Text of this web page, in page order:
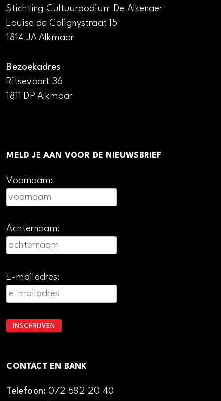
Stichting Cultuurpodium De Alkenaer
Louise de Colignystraat 15
1814 JA Alkmaar
Bezoekadres
Ritsevoort 36
1811 DP Alkmaar
MELD JE AAN VOOR DE NIEUWSBRIEF
Voornaam:
Achternaam:
E-mailadres:
CONTACT EN BANK
Telefoon:072 582 20 40